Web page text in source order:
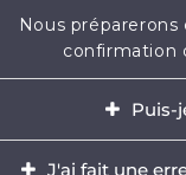
Nous
confirmation
Puis-
J'ai fait une